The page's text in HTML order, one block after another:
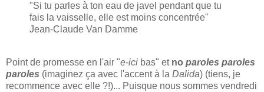
"Si tu parles à ton eau de javel pendant que tu
fais la vaisselle, elle est moins concentrée"
Jean-Claude Van Damme
Point de promesse en l'air "e-ici bas" et no paroles paroles
paroles (imaginez ça avec l'accent à la Dalida) (tiens, je
recommence avec elle ?!)... Puisque nous sommes vendredi